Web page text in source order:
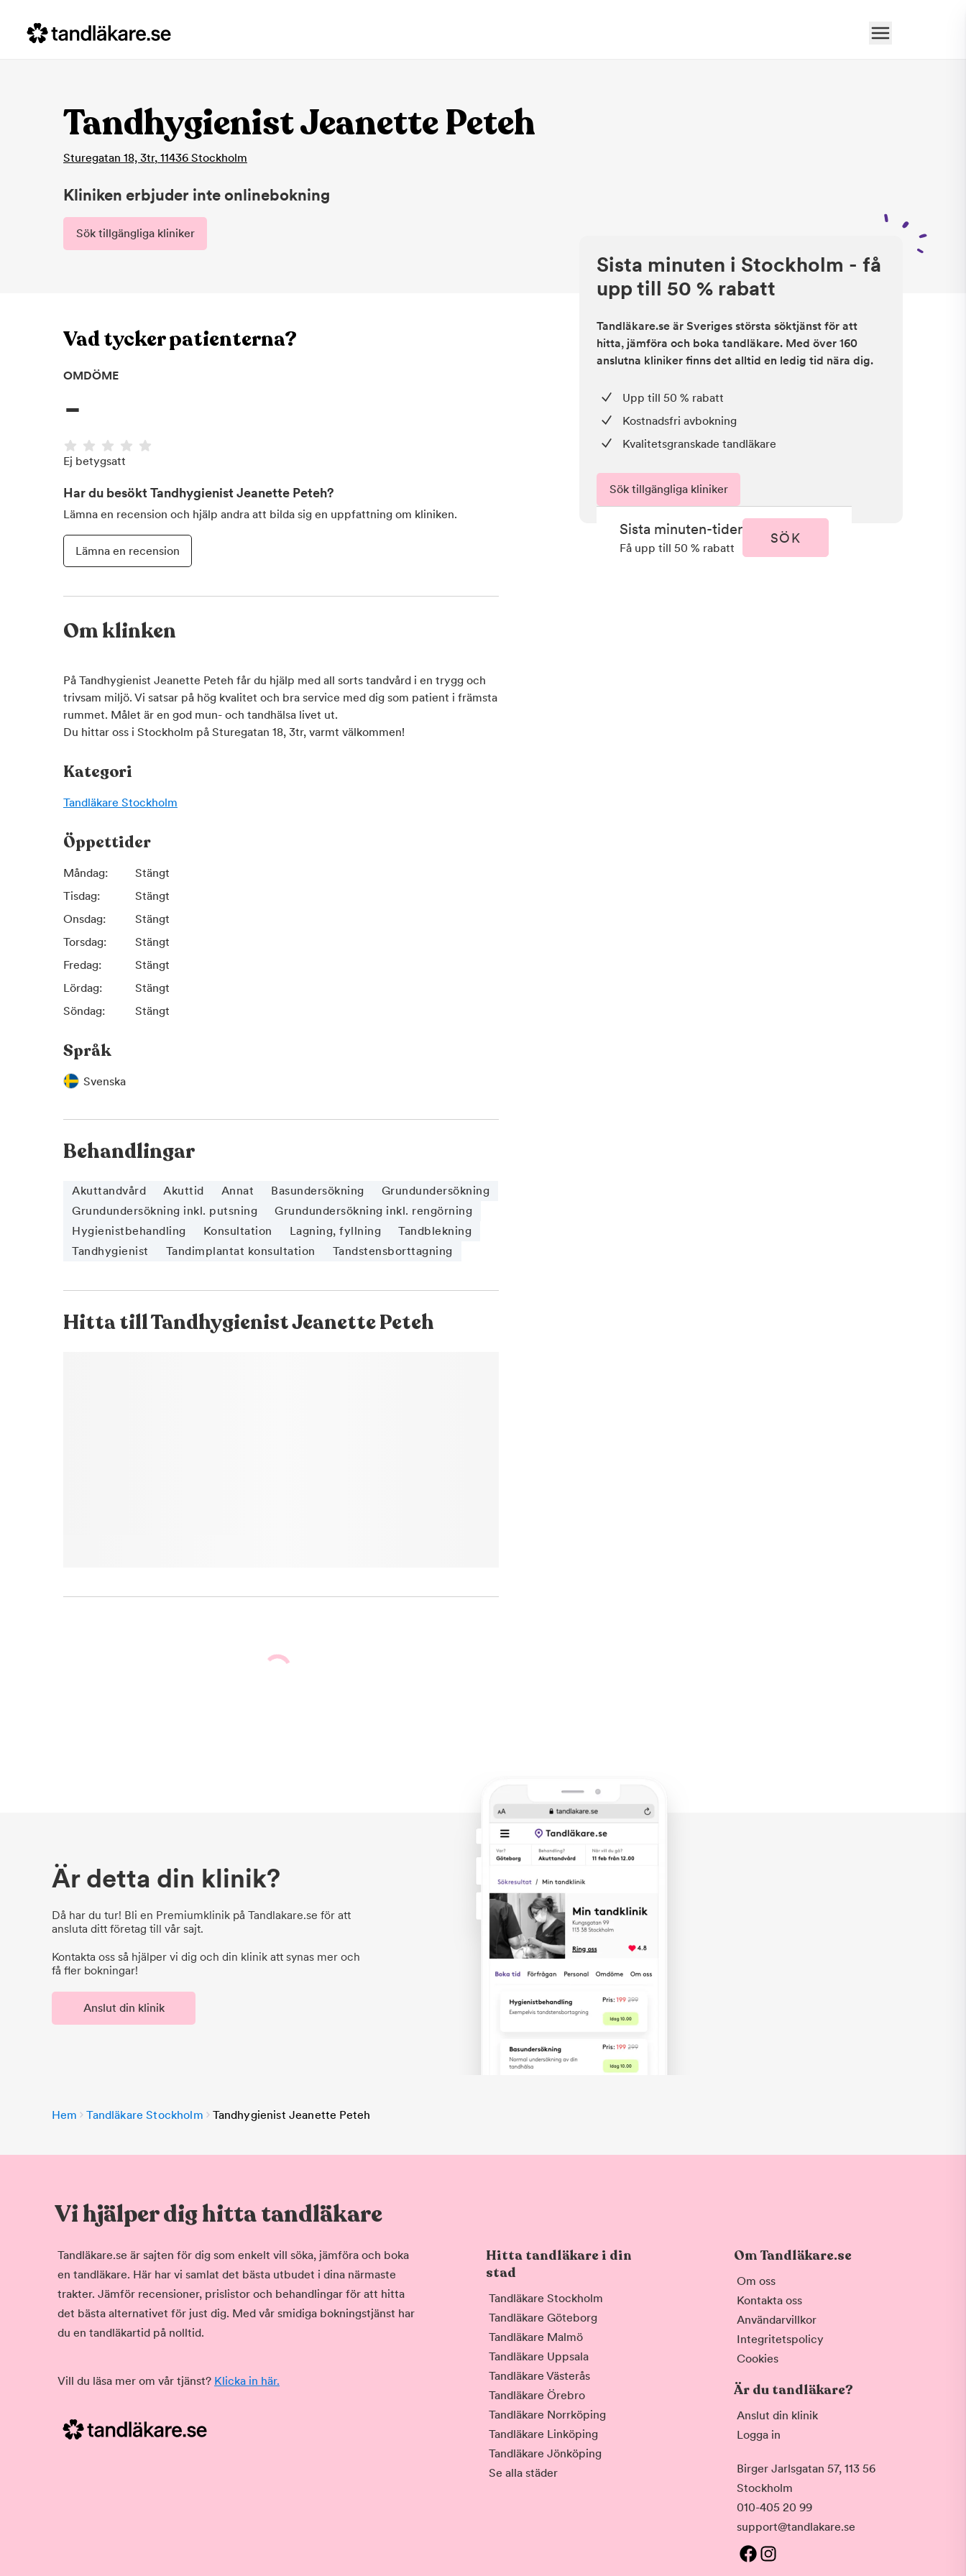
Tandhygienist Jeanette Peteh
Sturegatan 18, 3tr, 11436 Stockholm
Kliniken erbjuder inte onlinebokning
Sök tillgängliga kliniker
Vad tycker patienterna?
OMDÖME
-
Ej betygsatt
Har du besöktTandhygienist Jeanette Peteh?
Lämna en recension och hjälp andra att bilda sig en uppfattning om kliniken.
Lämna en recension
Sista minuten i Stockholm - få
upp till 50 % rabatt
Tandläkare.se är Sveriges största söktjänst för att
hitta, jämföra och boka tandläkare. Med över 160
anslutna kliniker finns det alltid en ledig tid nära dig.
Upp till 50 % rabatt
Kostnadsfri avbokning
Kvalitetsgranskade tandläkare
Sök tillgängliga kliniker
Sista minuten-tider
Få upp till 50 % rabatt
SÖK
Om klinken
På Tandhygienist Jeanette Peteh får du hjälp med all sorts tandvård i en trygg och
trivsam miljö. Vi satsar på hög kvalitet och bra service med dig som patient i främsta
rummet. Målet är en god mun- och tandhälsa livet ut.
Du hittar oss i Stockholm på Sturegatan 18, 3tr, varmt välkommen!
Kategori
Tandläkare Stockholm
Öppettider
Måndag:
Stängt
Tisdag:
Stängt
Onsdag:
Stängt
Torsdag:
Stängt
Fredag:
Stängt
Lördag:
Stängt
Söndag:
Stängt
Språk
Svenska
Behandlingar
Akuttandvård Akuttid Annat Basundersökning
Grundundersökning
Grundundersökning inkl. putsning
Grundundersökning inkl. rengörning
Hygienistbehandling
Konsultation Lagning, fyllning
Tandblekning
Tandhygienist
Tandimplantat konsultation Tandstensborttagning
Hitta tillTandhygienist Jeanette Peteh
Är detta din klinik?
Då har du tur! Bli en Premiumklinik på Tandlakare.se för att
ansluta ditt företag till vår sajt.
Kontakta oss så hjälper vi dig och din klinik att synas mer och
få fler bokningar!
Anslut din klinik
Hem Tandläkare Stockholm Tandhygienist Jeanette Peteh
Vi hjälper dig hitta tandläkare
Tandläkare.se är sajten för dig som enkelt vill söka, jämföra och boka
en tandläkare. Här har vi samlat det bästa utbudet i dina närmaste
trakter. Jämför recensioner, prislistor och behandlingar för att hitta
det bästa alternativet för just dig. Med vår smidiga bokningstjänst har
du en tandläkartid på nolltid.
Vill du läsa mer om vår tjänst? Klicka in här.
Hitta tandläkare i din
stad
Tandläkare Stockholm
Tandläkare Göteborg
Tandläkare Malmö
Tandläkare Uppsala
Tandläkare Västerås
Tandläkare Örebro
Tandläkare Norrköping
Tandläkare Linköping
Tandläkare Jönköping
Se alla städer
Om Tandläkare.se
Om oss
Kontakta oss
Användarvillkor
Integritetspolicy
Cookies
Är du tandläkare?
Anslut din klinik
Logga in
Birger Jarlsgatan 57, 113 56
Stockholm
010-405 20 99
support@tandlakare.se